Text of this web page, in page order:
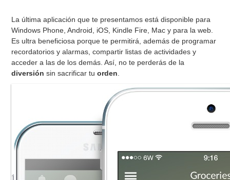
La última aplicación que te presentamos está disponible para
Windows Phone, Android, iOS, Kindle Fire, Mac y para la web.
Es ultra beneficiosa porque te permitirá, además de programar
recordatorios y alarmas, compartir listas de actividades y
acceder a las de los demás. Así, no te perderás de la
diversión sin sacrificar tuorden